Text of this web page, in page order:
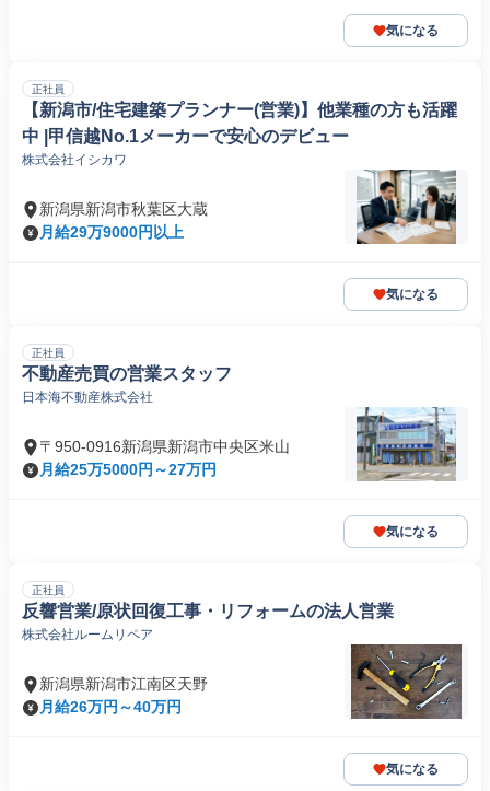
気になる
正社員
【新潟市/住宅建築プランナー(営業)】他業種の方も活躍
中 |甲信越No.1メーカーで安心のデビュー
株式会社イシカワ
新潟県新潟市秋葉区大蔵
月給29万9000円以上
気になる
正社員
不動産売買の営業スタッフ
日本海不動産株式会社
〒950-0916新潟県新潟市中央区米山
月給25万5000円～27万円
気になる
正社員
反響営業/原状回復工事・リフォームの法人営業
株式会社ルームリペア
新潟県新潟市江南区天野
月給26万円～40万円
気になる